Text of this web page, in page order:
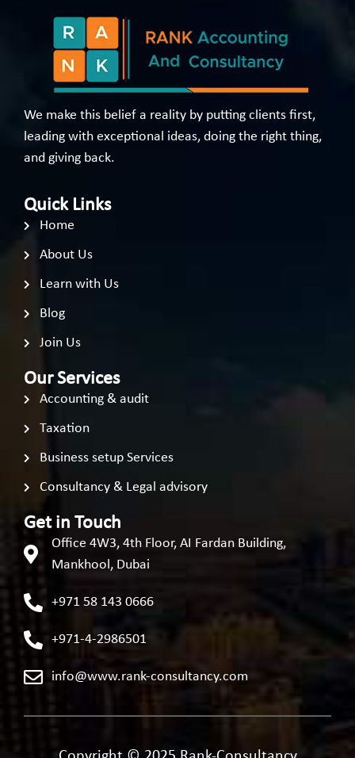
We make this belief a reality by putting clients first,
leading with exceptional ideas, doing the right thing,
and giving back.
Quick Links
Home
About Us
Learn with Us
Blog
Join Us
Our Services
Accounting & audit
Taxation
Business setup Services
Consultancy & Legal advisory
Get in Touch
Office 4W3, 4th Floor, AI Fardan Building,
Mankhool, Dubai
+971 58 143 0666
+971-4-2986501
info@www.rank-consultancy.com